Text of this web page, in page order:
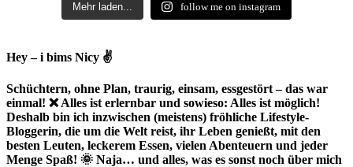
Mehr laden... follow me on instagram
Hey – i bims Nicy ✌
Schüchtern, ohne Plan, traurig, einsam, essgestört – das war
einmal! ❌ Alles ist erlernbar und sowieso: Alles ist möglich!
Deshalb bin ich inzwischen (meistens) fröhliche Lifestyle-
Bloggerin, die um die Welt reist, ihr Leben genießt, mit den
besten Leuten, leckerem Essen, vielen Abenteuern und jeder
Menge Spaß! 🌞 Naja… und alles, was es sonst noch über mich